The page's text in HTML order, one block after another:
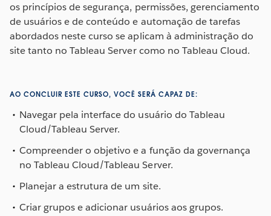
os princípios de segurança, permissões, gerenciamento
de usuários e de conteúdo e automação de tarefas
abordados neste curso se aplicam à administração do
site tanto no Tableau Server como no Tableau Cloud.
AO CONCLUIR ESTE CURSO, VOCÊ SERÁ CAPAZ DE:
Navegar pela interface do usuário do Tableau
Cloud/Tableau Server.
Compreender o objetivo e a função da governança
no Tableau Cloud/Tableau Server.
Planejar a estrutura de um site.
Criar grupos e adicionar usuários aos grupos.